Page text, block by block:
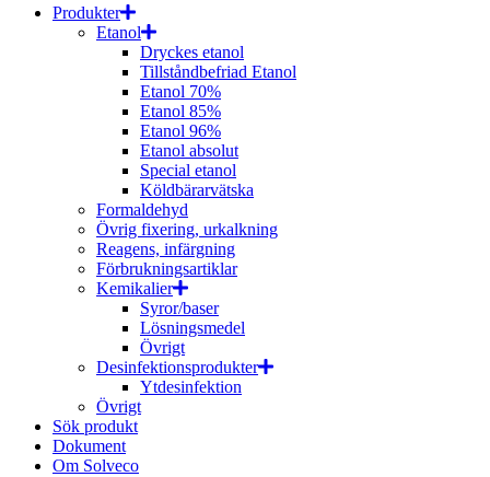
Produkter
Etanol
Dryckes etanol
Tillståndbefriad Etanol
Etanol 70%
Etanol 85%
Etanol 96%
Etanol absolut
Special etanol
Köldbärarvätska
Formaldehyd
Övrig fixering, urkalkning
Reagens, infärgning
Förbrukningsartiklar
Kemikalier
Syror/baser
Lösningsmedel
Övrigt
Desinfektionsprodukter
Ytdesinfektion
Övrigt
Sök produkt
Dokument
Om Solveco